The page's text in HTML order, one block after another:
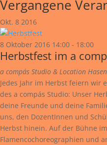
Vergangene
Okt. 8 2016
8 Oktober 2016 14:00 - 18:00
Herbstfest im a
a compás Studio & Location
Jedes Jahr im Herbst feiern wir
des a compás Studio: Unser
deine Freunde und deine
uns, den DozentInnen und
Herbst hinein. Auf der Bühne
Flamencochoreographien und